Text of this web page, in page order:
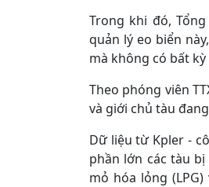
Trong khi đó,
quản lý eo biển
mà không có bất kỳ
Theo phóng viên
và giới chủ tàu
Dữ liệu từ Kpler -
phần lớn các tàu
mỏ hóa lỏng